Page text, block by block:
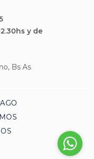
y de
Bs As